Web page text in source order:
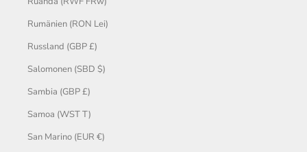
Rumänien (RON Lei)
Russland (GBP £)
Salomonen (SBD $)
Sambia (GBP £)
Samoa (WST T)
San Marino (EUR €)